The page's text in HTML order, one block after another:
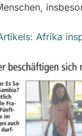
Afrika